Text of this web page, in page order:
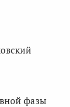
фазы